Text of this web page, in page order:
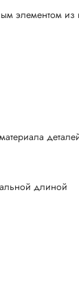
элементом
длиной